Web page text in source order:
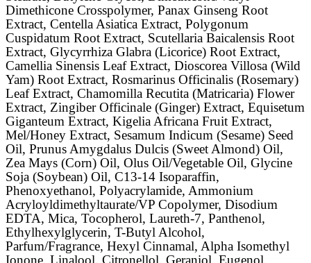
Dimethicone Crosspolymer, Panax Ginseng Root
Extract, Centella Asiatica Extract, Polygonum
Cuspidatum Root Extract, Scutellaria Baicalensis Root
Extract, Glycyrrhiza Glabra (Licorice) Root Extract,
Camellia Sinensis Leaf Extract, Dioscorea Villosa (Wild
Yam) Root Extract, Rosmarinus Officinalis (Rosemary)
Leaf Extract, Chamomilla Recutita (Matricaria) Flower
Extract, Zingiber Officinale (Ginger) Extract, Equisetum
Giganteum Extract, Kigelia Africana Fruit Extract,
Mel/Honey Extract, Sesamum Indicum (Sesame) Seed
Oil, Prunus Amygdalus Dulcis (Sweet Almond) Oil,
Zea Mays (Corn) Oil, Olus Oil/Vegetable Oil, Glycine
Soja (Soybean) Oil, C13-14 Isoparaffin,
Phenoxyethanol, Polyacrylamide, Ammonium
Acryloyldimethyltaurate/VP Copolymer, Disodium
EDTA, Mica, Tocopherol, Laureth-7, Panthenol,
Ethylhexylglycerin, T-Butyl Alcohol,
Parfum/Fragrance, Hexyl Cinnamal, Alpha Isomethyl
Ionone, Linalool, Citronellol, Geraniol, Eugenol,